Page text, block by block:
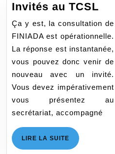
Invités au TCSL
au
Ça y est, la consultation de
FINIADA est opérationnelle.
La réponse est instantanée,
vous pouvez donc venir de
nouveau avec un invité.
Vous devez impérativement
vous présentez au
secrétariat, accompagné
LIRE LA SUITE LIRE
LA